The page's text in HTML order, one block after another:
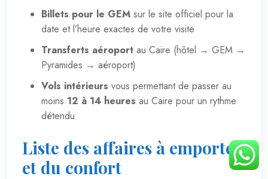
Billets pour le GEM sur le site officiel pour la
date et l’heure exactes de votre visite
Transferts aéroport au Caire (hôtel → GEM →
Pyramides → aéroport)
Vols intérieurs vous permettant de passer au
moins 12 à 14 heures au Caire pour un rythme
détendu
Liste des affaires à emporter
et du confort